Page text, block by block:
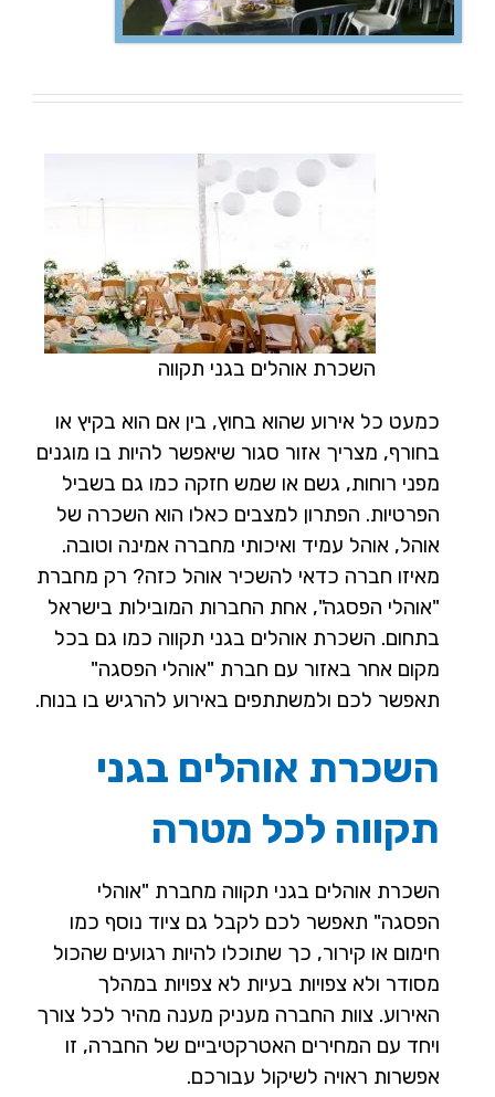
השכרת אוהלים בגני תקווה
כמעט כל אירוע שהוא בחוץ, בין אם הוא בקיץ או
בחורף, מצריך אזור סגור שיאפשר להיות בו מוגנים
מפני רוחות, גשם או שמש חזקה כמו גם בשביל
הפרטיות. הפתרון למצבים כאלו הוא השכרה של
אוהל, אוהל עמיד ואיכותי מחברה אמינה וטובה.
מאיזו חברה כדאי להשכיר אוהל כזה? רק מחברת
"אוהלי הפסגה", אחת החברות המובילות בישראל
בתחום. השכרת אוהלים בגני תקווה כמו גם בכל
מקום אחר באזור עם חברת "אוהלי הפסגה"
תאפשר לכם ולמשתתפים באירוע להרגיש בו בנוח.
השכרת אוהלים בגני
תקווה לכל מטרה
השכרת אוהלים בגני תקווה מחברת "אוהלי
הפסגה" תאפשר לכם לקבל גם ציוד נוסף כמו
חימום או קירור, כך שתוכלו להיות רגועים שהכול
מסודר ולא צפויות בעיות לא צפויות במהלך
האירוע. צוות החברה מעניק מענה מהיר לכל צורך
ויחד עם המחירים האטרקטיביים של החברה, זו
אפשרות ראויה לשיקול עבורכם.